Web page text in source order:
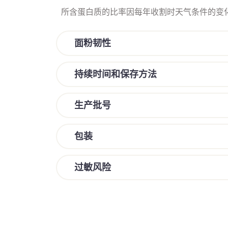
所含蛋白质的比率因每年收割时天气条件的变
面粉韧性
持续时间和保存方法
生产批号
包装
过敏风险